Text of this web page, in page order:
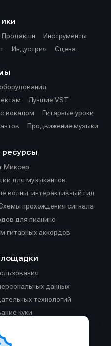
Продакшн
Инструменты
Индустрия Сцена
Лучшие VST
вокалом
Гитарные уроки
Продвижение музыки
ресурсы
Миксер
для музыкантов
волны: интерактивный гид
прохождения сигнала
для пианино
гитарных аккордов
данных
технологий
куки
в Телеграм-чате